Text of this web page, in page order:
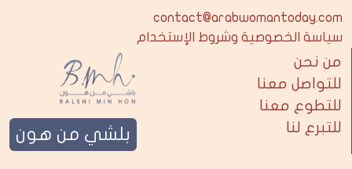
contact@arabwomantoday.com
سياسة الخصوصية وشروط الإستخدام
من نحن
للتواصل معنا
للتطوع معنا
للتبرع لنا
بلشي من هون